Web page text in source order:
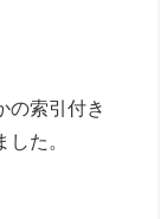
の索引付き
た。